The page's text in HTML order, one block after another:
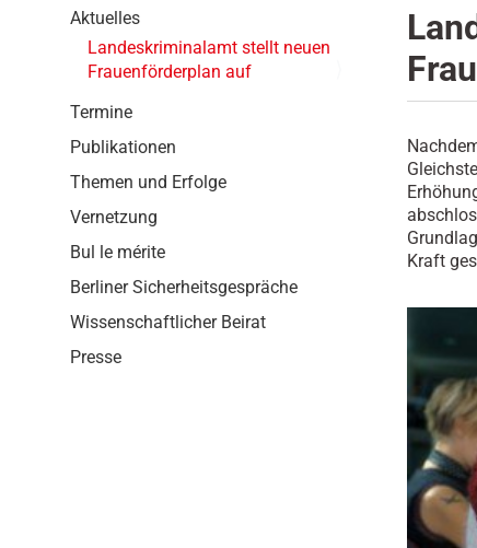
Kraft
Aktuelles
Landeskriminalamt stellt neuen
Frauenförderplan auf
Termine
Publikationen
Themen und Erfolge
Vernetzung
Bul le mérite
Berliner Sicherheitsgespräche
Wissenschaftlicher Beirat
Presse